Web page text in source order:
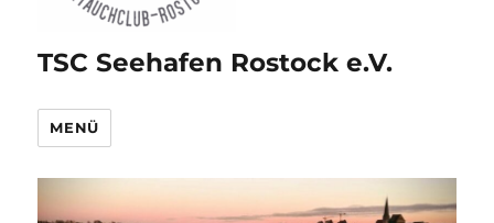
TSC Seehafen Rostock e.V.
MENÜ